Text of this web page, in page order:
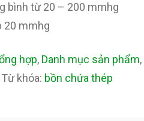
bình từ 20 – 200 mmhg
20 mmhg
hợp, Danh mục sản phẩm,
Từ khóa: bồn chứa thép